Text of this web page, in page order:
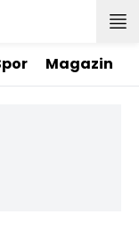
Magazin